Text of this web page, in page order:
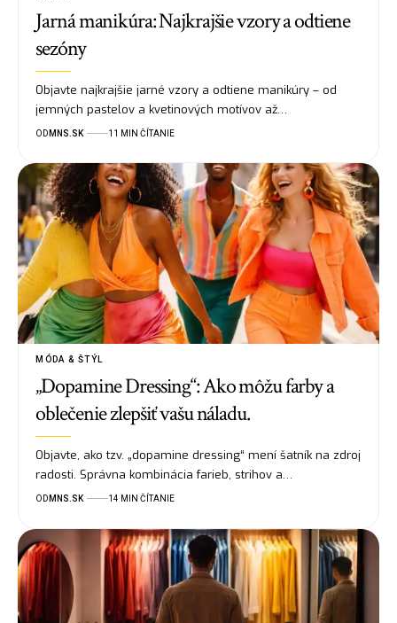
Jarná manikúra: Najkrajšie vzory a odtiene
sezóny
Objavte najkrajšie jarné vzory a odtiene manikúry – od
jemných pastelov a kvetinových motívov až…
OD MNS.SK 11 MIN ČÍTANIE
MÓDA & ŠTÝL
„Dopamine Dressing“: Ako môžu farby a
oblečenie zlepšiť vašu náladu.
Objavte, ako tzv. „dopamine dressing“ mení šatník na zdroj
radosti. Správna kombinácia farieb, strihov a…
OD MNS.SK 14 MIN ČÍTANIE